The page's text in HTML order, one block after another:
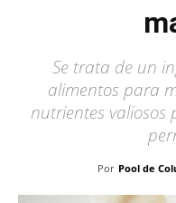
Se trata de un
alimentos para
nutrientes valiosos
Por Pool de